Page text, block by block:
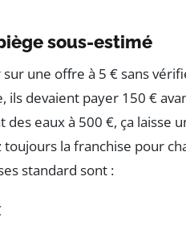
sous-estimé
une offre à 5 € sans
ils devaient payer 150 €
eaux à 500 €, ça laisse
la franchise pour
standard sont :